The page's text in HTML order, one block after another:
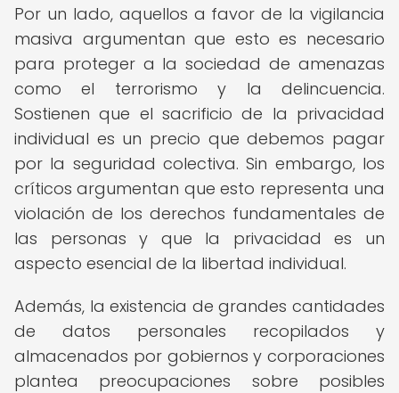
Por un lado, aquellos a favor de la vigilancia
masiva argumentan que esto es necesario
para proteger a la sociedad de amenazas
como el terrorismo y la delincuencia.
Sostienen que el sacrificio de la privacidad
individual es un precio que debemos pagar
por la seguridad colectiva. Sin embargo, los
críticos argumentan que esto representa una
violación de los derechos fundamentales de
las personas y que la privacidad es un
aspecto esencial de la libertad individual.
Además, la existencia de grandes cantidades
de datos personales recopilados y
almacenados por gobiernos y corporaciones
plantea preocupaciones sobre posibles